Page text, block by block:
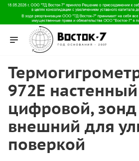
972E настенный
цифровой, зонд
внешний для
поверкой